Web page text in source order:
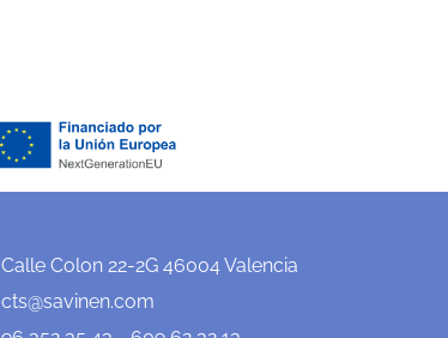
Calle Colon 22-2G 46004 Valencia
cts@savinen.com